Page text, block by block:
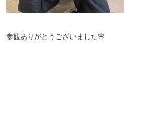
参観ありがとうございました🌸